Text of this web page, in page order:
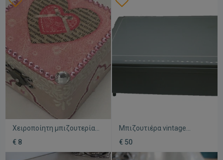
Χειροποίητη μπιζουτερία
ξύλινη
€ 8
Μπιζουτιέρα vintage
μεταχειρισμένη
λακαρισμένη 1988 με
μουσική και καθρέφτη
€ 50